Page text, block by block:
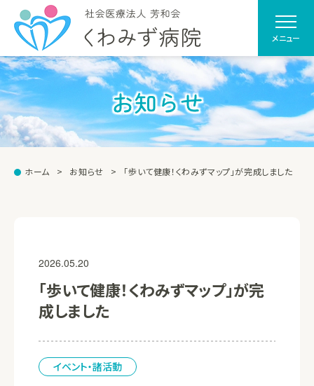
メニュー
お知らせ
ホーム お知らせ 「歩いて健康！くわみずマップ」が完成しました
2026.05.20
「歩いて健康！くわみずマップ」が完
成しました
イベント・諸活動